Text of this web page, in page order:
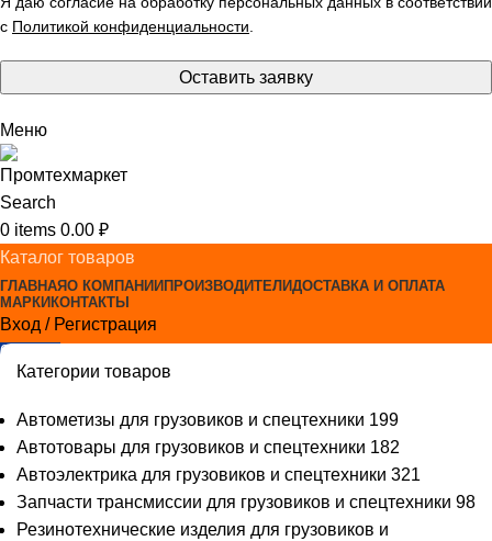
с Политикой конфиденциальности.
Оставить заявку
Меню
Search
0 items 0.00 ₽
Каталог товаров
ГЛАВНАЯО КОМПАНИИ ПРОИЗВОДИТЕЛИДОСТАВКА И ОПЛАТА
МАРКИ КОНТАКТЫ
Вход / Регистрация
0
Категории товаров
Автометизы для грузовиков и спецтехники 199
Автотовары для грузовиков и спецтехники 182
Автоэлектрика для грузовиков и спецтехники 321
Запчасти трансмиссии для грузовиков и спецтехники 98
Резинотехнические изделия для грузовиков и